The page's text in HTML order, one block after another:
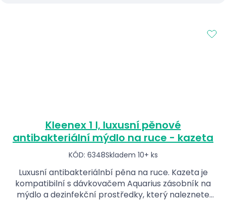
Kleenex 1 l, luxusní pěnové
antibakteriální mýdlo na ruce - kazeta
KÓD: 6348Skladem 10+ ks
Luxusní antibakteriálnbí pěna na ruce. Kazeta je
kompatibilní s dávkovačem Aquarius zásobník na
mýdlo a dezinfekční prostředky, který naleznete